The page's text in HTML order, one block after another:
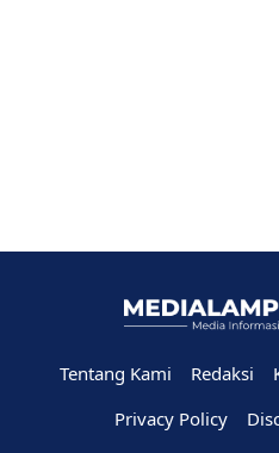
Tentang Kami Redaksi
Privacy Policy